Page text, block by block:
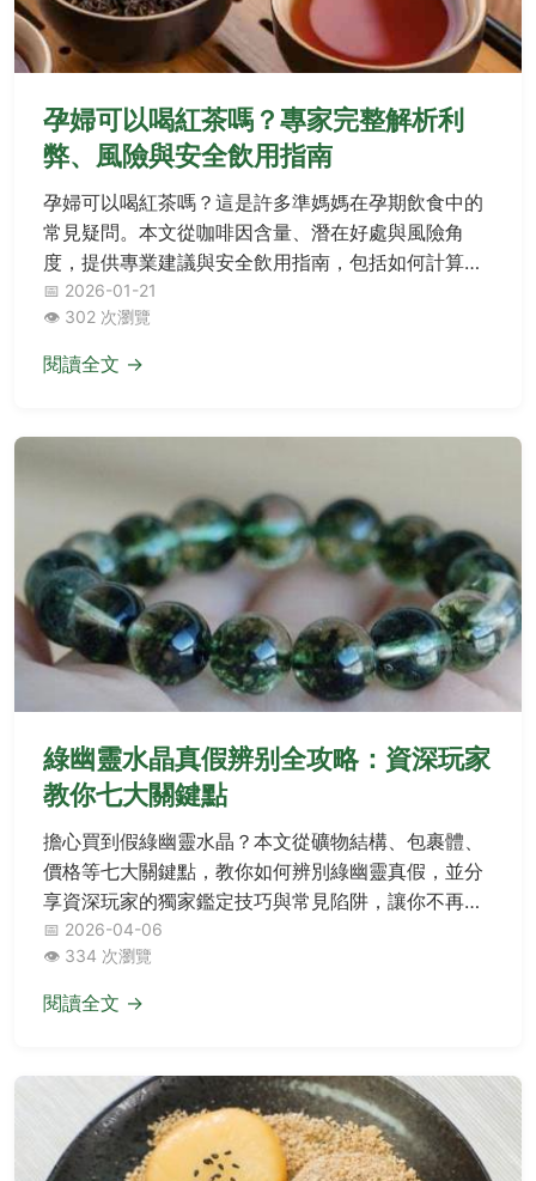
孕婦可以喝紅茶嗎？專家完整解析利
弊、風險與安全飲用指南
孕婦可以喝紅茶嗎？這是許多準媽媽在孕期飲食中的
常見疑問。本文從咖啡因含量、潛在好處與風險角
度，提供專業建議與安全飲用指南，包括如何計算每
日攝取量、替代茶飲選擇，以及常見問題解答，幫助
您做出安心決策。
📅 2026-01-21
👁️ 302 次瀏覽
閱讀全文 →
綠幽靈水晶真假辨别全攻略：資深玩家
教你七大關鍵點
擔心買到假綠幽靈水晶？本文從礦物結構、包裹體、
價格等七大關鍵點，教你如何辨別綠幽靈真假，並分
享資深玩家的獨家鑑定技巧與常見陷阱，讓你不再花
冤枉錢。
📅 2026-04-06
👁️ 334 次瀏覽
閱讀全文 →